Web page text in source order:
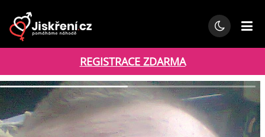
REGISTRACE ZDARMA